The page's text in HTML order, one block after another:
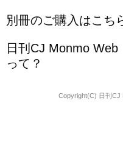
別冊のご購入はこち
日刊CJ Monmo Web
って？
Copyright(C) 日刊CJ